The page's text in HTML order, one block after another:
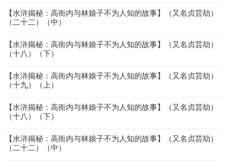
【水浒揭秘：高衙内与林娘子不为人知的故事】（又名贞芸劫）
（二十二）（中）
【水浒揭秘：高衙内与林娘子不为人知的故事】（又名贞芸劫）
（十八）（下）
【水浒揭秘：高衙内与林娘子不为人知的故事】（又名贞芸劫）
（十九）（上）
【水浒揭秘：高衙内与林娘子不为人知的故事】（又名贞芸劫）
（十八）（下）
【水浒揭秘：高衙内与林娘子不为人知的故事】（又名贞芸劫）
（二十二）（中）